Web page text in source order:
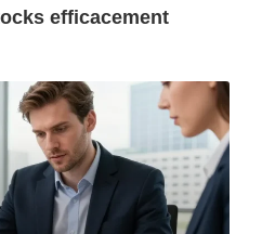
efficacement